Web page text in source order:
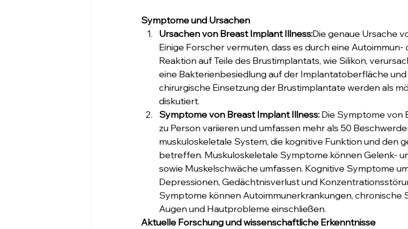
Symptome und Ursachen
Ursachen von Breast Implant Illness:Die genaue Ursache
Einige Forscher vermuten, dass es durch eine
Reaktion auf Teile des Brustimplantats, wie Silikon,
eine Bakterienbesiedlung auf der Implantatoberfläche und
chirurgische Einsetzung der Brustimplantate werden als
diskutiert.
Symptome von Breast Implant Illness: Die Symptome von
zu Person variieren und umfassen mehr als 50
muskuloskeletale System, die kognitive Funktion und den
betreffen. Muskuloskeletale Symptome können Gelenk-
sowie Muskelschwäche umfassen. Kognitive Symptome
Depressionen, Gedächtnisverlust und
Symptome können Autoimmunerkrankungen, chronische
Augen und Hautprobleme einschließen.
Aktuelle Forschung und wissenschaftliche Erkenntnisse